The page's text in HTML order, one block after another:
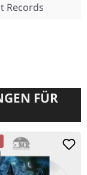
Records
FÜR